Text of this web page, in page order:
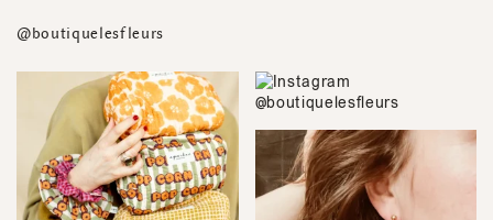
@boutiquelesfleurs